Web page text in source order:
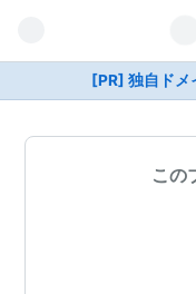
[PR] 独自ドメ
この